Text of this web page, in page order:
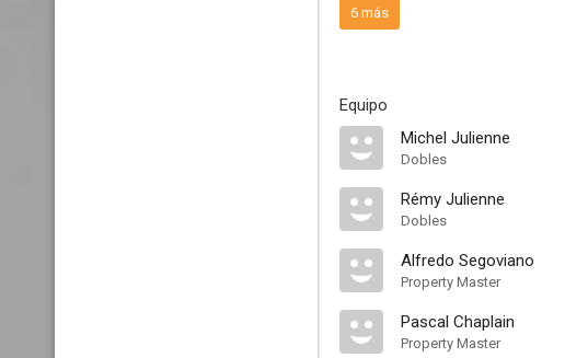
6 más
Equipo
Michel Julienne
Dobles
Rémy Julienne
Dobles
Alfredo Segoviano
Property Master
Pascal Chaplain
Property Master